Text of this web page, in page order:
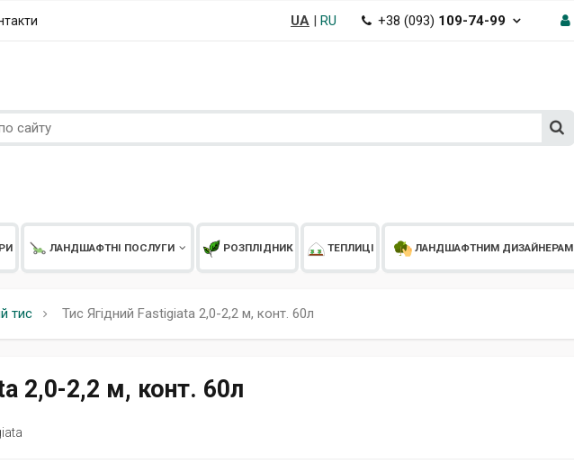
UA| RU +38 (093) 109-74-99
ЛАНДШАФТНІ ПОСЛУГИ РОЗПЛІДНИК ТЕПЛИЦІ ЛАНДШАФТНИМ ДИЗАЙНЕРАМ
тис Тис Ягідний Fastigiata 2,0-2,2 м, конт. 60л
2,0-2,2 м, конт. 60л